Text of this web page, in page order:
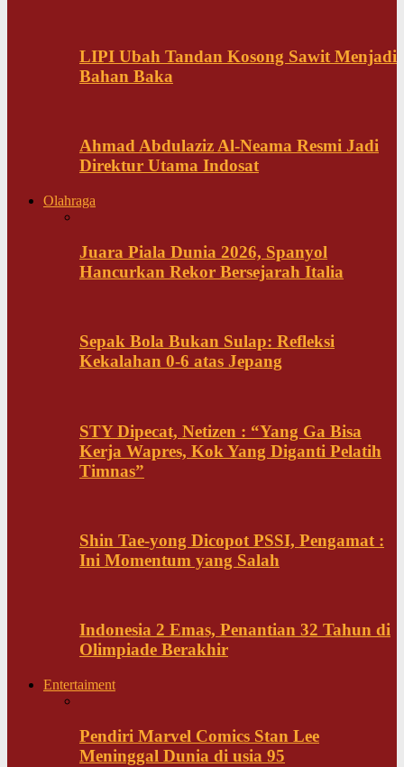
LIPI Ubah Tandan Kosong Sawit Menjadi
Bahan Baka
Ahmad Abdulaziz Al-Neama Resmi Jadi
Direktur Utama Indosat
Olahraga
Juara Piala Dunia 2026, Spanyol
Hancurkan Rekor Bersejarah Italia
Sepak Bola Bukan Sulap: Refleksi
Kekalahan 0-6 atas Jepang
STY Dipecat, Netizen : “Yang Ga Bisa
Kerja Wapres, Kok Yang Diganti Pelatih
Timnas”
Shin Tae-yong Dicopot PSSI, Pengamat :
Ini Momentum yang Salah
Indonesia 2 Emas, Penantian 32 Tahun di
Olimpiade Berakhir
Entertaiment
Pendiri Marvel Comics Stan Lee
Meninggal Dunia di usia 95